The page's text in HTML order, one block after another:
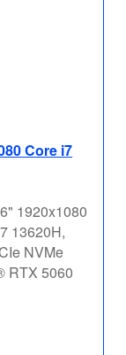
Core i7
1920x1080
13620H,
NVMe
RTX 5060